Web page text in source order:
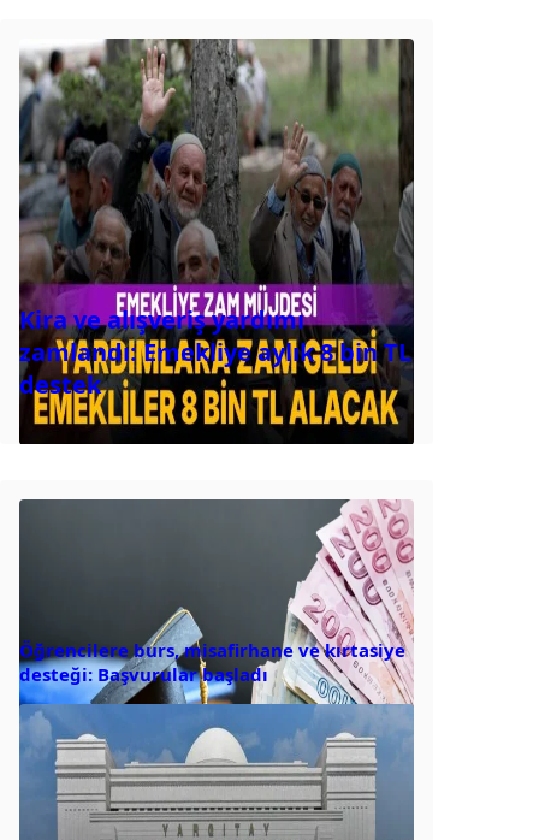
Kira ve alışveriş yardımı
zamlandı: Emekliye aylık 8 bin TL
destek
Öğrencilere burs, misafirhane ve kırtasiye
desteği: Başvurular başladı